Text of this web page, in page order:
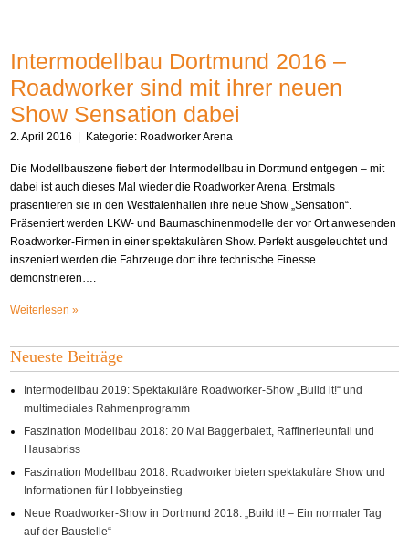
Intermodellbau Dortmund 2016 –
Roadworker sind mit ihrer neuen
Show Sensation dabei
2. April 2016 | Kategorie: Roadworker Arena
Die Modellbauszene fiebert der Intermodellbau in Dortmund entgegen – mit
dabei ist auch dieses Mal wieder die Roadworker Arena. Erstmals
präsentieren sie in den Westfalenhallen ihre neue Show „Sensation“.
Präsentiert werden LKW- und Baumaschinenmodelle der vor Ort anwesenden
Roadworker-Firmen in einer spektakulären Show. Perfekt ausgeleuchtet und
inszeniert werden die Fahrzeuge dort ihre technische Finesse
demonstrieren….
Weiterlesen »
Neueste Beiträge
Intermodellbau 2019: Spektakuläre Roadworker-Show „Build it!“ und
multimediales Rahmenprogramm
Faszination Modellbau 2018: 20 Mal Baggerbalett, Raffinerieunfall und
Hausabriss
Faszination Modellbau 2018: Roadworker bieten spektakuläre Show und
Informationen für Hobbyeinstieg
Neue Roadworker-Show in Dortmund 2018: „Build it! – Ein normaler Tag
auf der Baustelle“